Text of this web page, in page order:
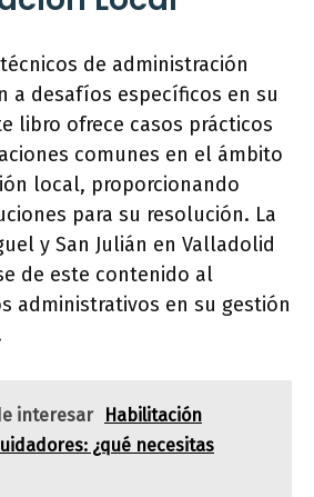
de administración
a desafíos específicos en su
libro ofrece casos prácticos
comunes en el ámbito
local, proporcionando
para su resolución. La
y San Julián en Valladolid
de este contenido al
administrativos en su gestión
interesar
Habilitación
¿qué necesitas